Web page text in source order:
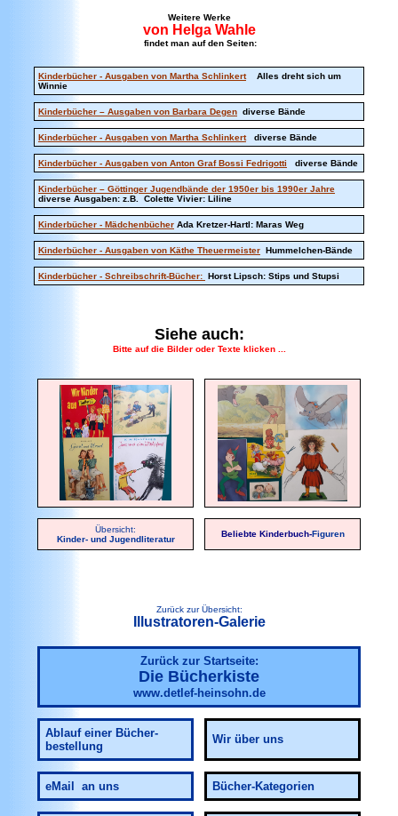
Weitere Werke
von Helga Wahle
findet man auf den Seiten:
Kinderbücher - Ausgaben von Martha SchlinkertAlles dreht sich um
Winnie
Kinderbücher – Ausgaben von Barbara Degen diverse Bände
Kinderbücher - Ausgaben von Martha Schlinkertdiverse Bände
Kinderbücher - Ausgaben von Anton Graf Bossi Fedrigotti diverse Bände
Kinderbücher – Göttinger Jugendbände der 1950er bis 1990er Jahre
diverse Ausgaben: z.B. Colette Vivier: Liline
Kinderbücher - Mädchenbücher Ada Kretzer-Hartl: Maras Weg
Kinderbücher - Ausgaben von Käthe Theuermeister Hummelchen-Bände
Kinderbücher - Schreibschrift-Bücher: Horst Lipsch: Stips und Stupsi
Siehe auch:
Bitte auf die Bilder oder Texte klicken ...
Übersicht:
Kinder- und Jugendliteratur
Beliebte Kinderbuch-Figuren
Zurück zur Übersicht:
Illustratoren-Galerie
Zurück zur Startseite:
Die Bücherkiste
www.detlef-heinsohn.de
Ablauf einer Bücher-
bestellung
Wir über uns
eMail an uns Bücher-Kategorien